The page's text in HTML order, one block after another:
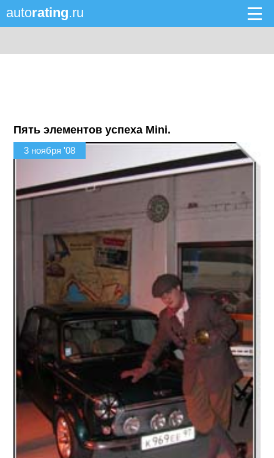
autorating.ru
Пять элементов успеха Mini.
3 ноября '08